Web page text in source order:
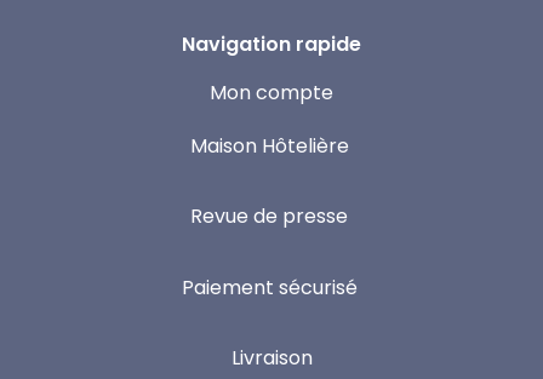
Navigation rapide
Mon compte
Maison Hôtelière
Revue de presse
Paiement sécurisé
Livraison